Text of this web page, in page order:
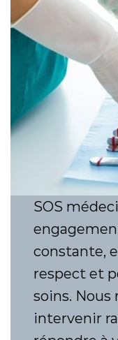
SOS
constante,
respect et
soins. Nous
intervenir